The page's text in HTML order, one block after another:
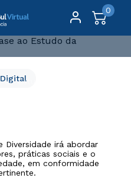
0
ao Estudo da Diversidade
da
Digital
Diversidade irá abordar
práticas sociais e o
em conformidade